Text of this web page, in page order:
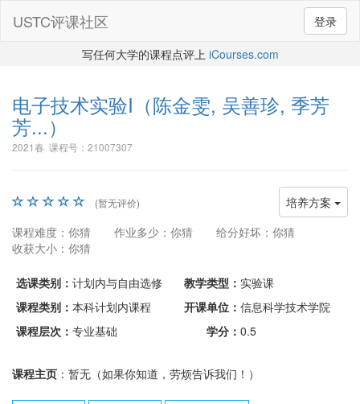
登录
USTC评课社区
写任何大学的课程点评上 iCourses.com
电子技术实验I （陈金雯, 吴善珍, 季芳
芳...）
2021春 课程号：21007307
培养方案
(暂无评价)
课程难度：你猜 作业多少：你猜
给分好坏：你猜
收获大小：你猜
选课类别： 计划内与自由选修 教学类型： 实验课
课程类别： 本科计划内课程 开课单位： 信息科学技术学院
课程层次： 专业基础 学分： 0.5
课程主页 ：暂无（如果你知道，劳烦告诉我们！）